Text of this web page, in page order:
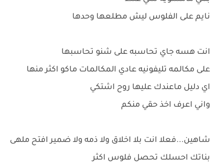
نايم على الفلوس ليش مطلعها وحدها
انت هسه جاي تحاسبه على شنو تحاسبها
على مكالمه تليفونيه عادي المكالمات ماكو اكثر منها
اي دليل ماعندك عليها روح اشتكي
واني اعرف اخذ حقي منكم
شاهين...فعلا انت بلا اخلاق ولا ذمه ولا ضمير افتح ملهى
بناتك احسلك تحصل فلوس اكثر